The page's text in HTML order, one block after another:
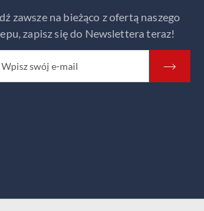
zawsze na bieżąco z ofertą naszego
zapisz się do Newslettera teraz!